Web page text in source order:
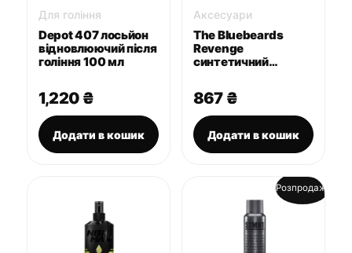
Для гоління
Depot 407 лосьйон
відновлюючий після
гоління 100 мл
1,220 ₴
Додати в кошик
Аксесуари
The Bluebeards
Revenge
синтетичний
(помазок) Doubloon
867 ₴
Додати в кошик
Розпродаж!